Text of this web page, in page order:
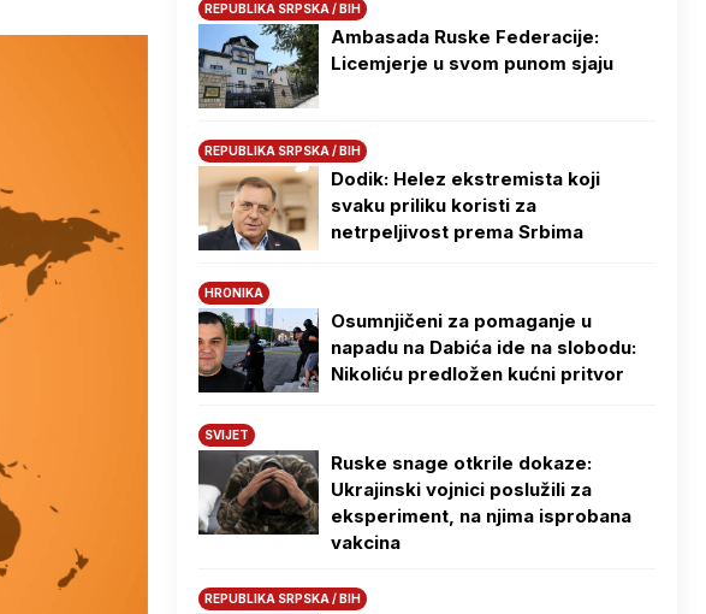
REPUBLIKA SRPSKA / BIH
Ambasada Ruske Federacije:
Licemjerje u svom punom sjaju
REPUBLIKA SRPSKA / BIH
Dodik: Helez ekstremista koji
svaku priliku koristi za
netrpeljivost prema Srbima
HRONIKA
Osumnjičeni za pomaganje u
napadu na Dabića ide na slobodu:
Nikoliću predložen kućni pritvor
SVIJET
Ruske snage otkrile dokaze:
Ukrajinski vojnici poslužili za
eksperiment, na njima isprobana
vakcina
REPUBLIKA SRPSKA / BIH